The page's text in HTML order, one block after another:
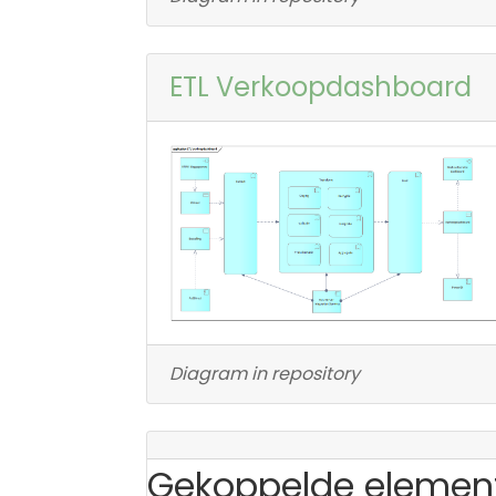
ETL Verkoopdashboard
Diagram in repository
Gekoppelde